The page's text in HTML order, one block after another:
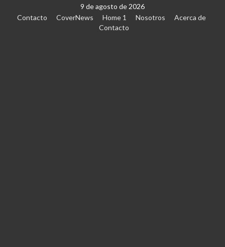
9 de agosto de 2026
Contacto
CoverNews Home 1 Nosotros
Acerca de
Contacto